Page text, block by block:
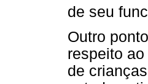
de seu
Outro
respeito
de